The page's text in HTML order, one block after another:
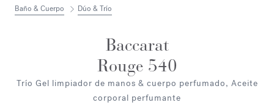
Baño & Cuerpo Dúo & Trío
Baccarat
Rouge 540
Trío Gel limpiador de manos & cuerpo perfumado, Aceite
corporal perfumante